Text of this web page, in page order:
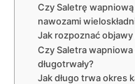
Czy Saletrę
nawozami
Jak rozpoznać
Czy Saletra
długotrwały?
Jak długo trwa okres